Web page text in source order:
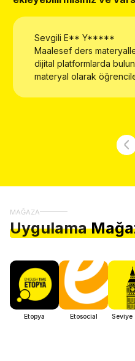
Sevgili E** Y*****
Maalesef ders
dijital platformlarda
materyal olarak
MAĞAZA
Uygulama
Etopya Etosocial Seviye